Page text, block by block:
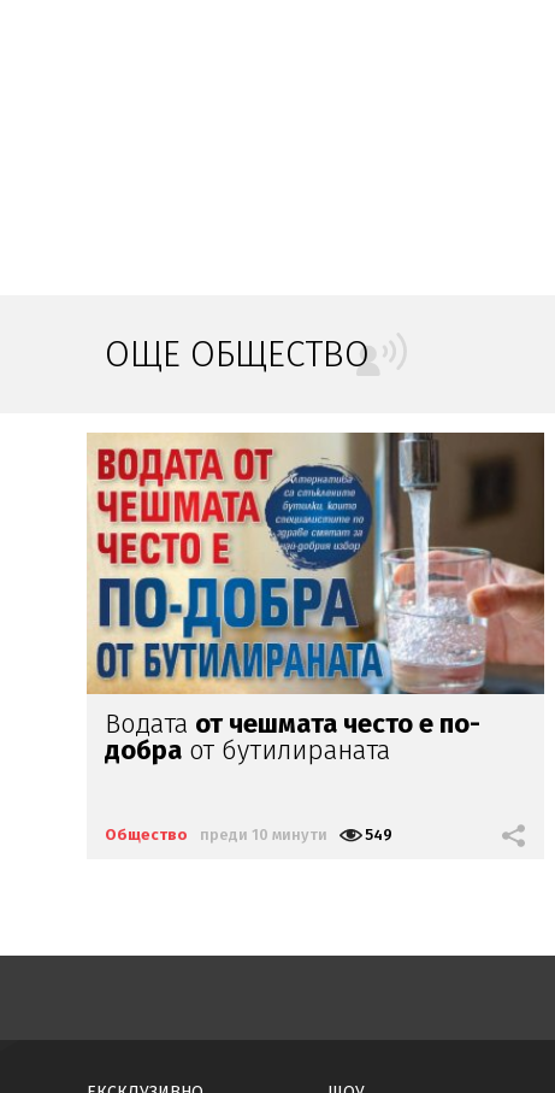
ОЩЕ ОБЩЕСТВО
Родителите на Ангел, починал на
зъболекарския стол:Нашето дете
е интоксикирано
Общество преди 52 минути 1595